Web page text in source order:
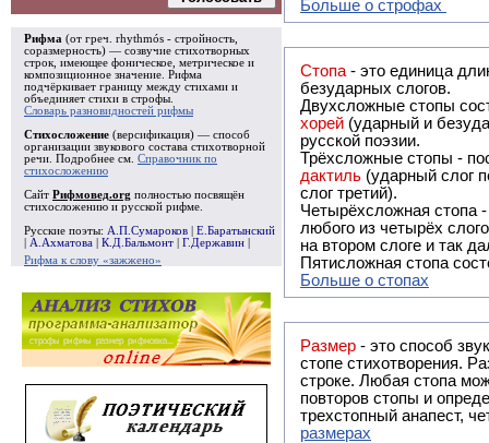
Рифма (от греч. rhythmós - стройность,
соразмерность) — созвучие стихотворных
строк, имеющее фоническое, метрическое и
композиционное значение. Рифма
подчёркивает границу между стихами и
объединяет стихи в строфы
Словарь разновидностей рифмы
Стихосложение (версификация) — способ
организации звукового состава стихотворной
речи. Подробнее см. Справочник по
стихосложению
Сайт Рифмовед.org полностью посвящён
стихосложению и русской рифме.
Русские поэты: А.П.Сумароков
Е.Баратынский
А.Ахматова К.Д.Бальмонт Г.Державин
Рифма к слову «зажжено»
Больше о строфах
Стопа - это единица
безударных слогов.
Двухсложные стопы
хорей (ударный и
русской поэзии.
Трёхсложные стопы -
дактиль (ударный слог
слог третий).
Четырёхсложная стопа
любого из четырёх
на втором слоге и так
Пятисложная стопа
Больше о стопах
Размер - это способ
стопе стихотворения.
строке. Любая стопа
повторов стопы и
трехстопный анапест,
размерах